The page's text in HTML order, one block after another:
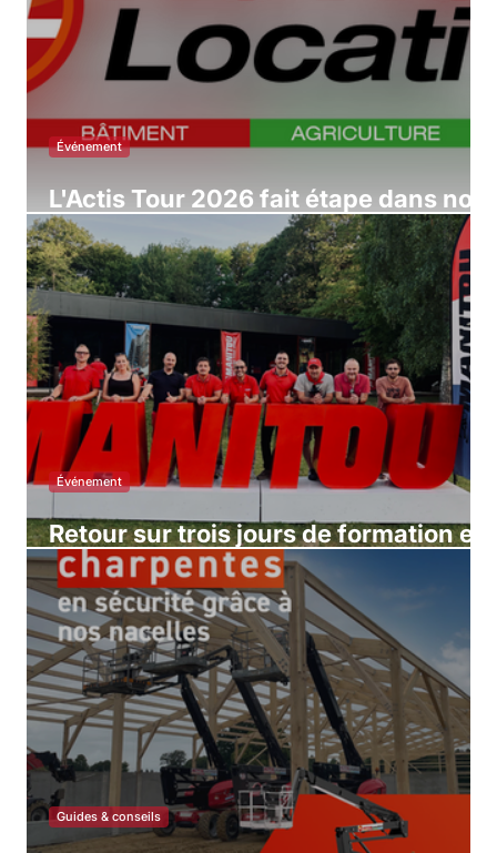
L'Actis Tour 2026 fait étape dans nos
agences !
Événement
Retour sur trois jours de formation et
de partage chez Manitou
Événement
Guides & conseils